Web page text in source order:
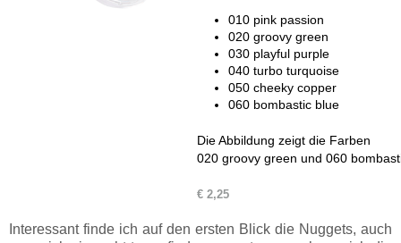
010 pink passion
020 groovy green
030 playful purple
040 turbo turquoise
050 cheeky copper
060 bombastic blue
Die Abbildung zeigt die Farben
020 groovy green und 060
€ 2,25
Interessant finde ich auf den ersten Blick die Nuggets, auch